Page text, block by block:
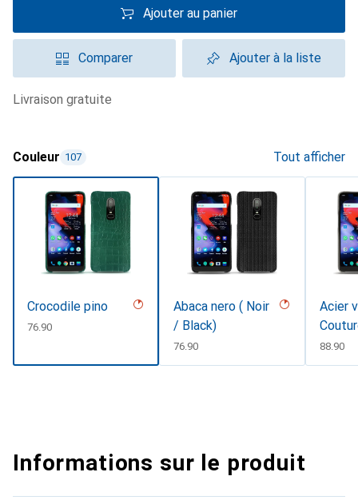
Ajouter au panier
Comparer Ajouter à la liste
livraison gratuite
Couleur 107 Tout afficher
Crocodile pino
CHF
76.90
Abaca nero ( Noir
/ Black)
CHF
76.90
Acier
CHF
88.90
Informations sur le produit